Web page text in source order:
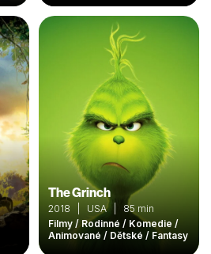
The Grinch
2018 | USA | 85 min
Filmy / Rodinné / Komedie /
Animované / Dětské / Fantasy